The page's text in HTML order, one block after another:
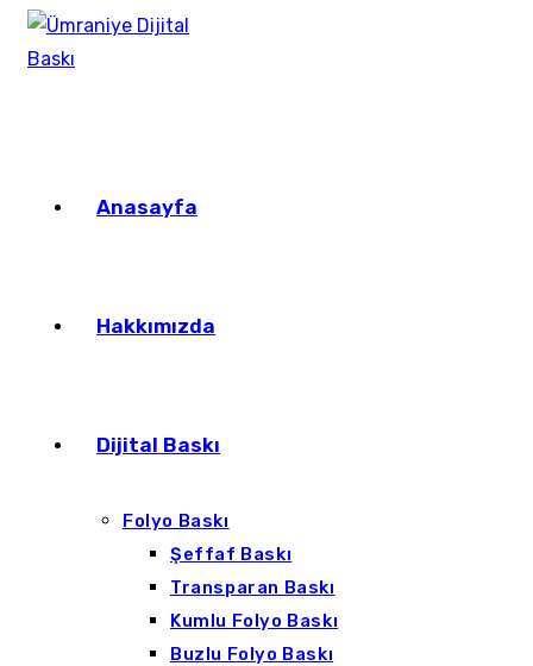
Anasayfa
Hakkımızda
Dijital Baskı
Folyo Baskı
Şeffaf Baskı
Transparan Baskı
Kumlu Folyo Baskı
Buzlu Folyo Baskı